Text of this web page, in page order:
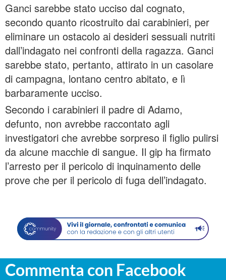
Ganci sarebbe stato ucciso dal cognato,
secondo quanto ricostruito dai carabinieri, per
eliminare un ostacolo ai desideri sessuali nutriti
dall’indagato nei confronti della ragazza. Ganci
sarebbe stato, pertanto, attirato in un casolare
di campagna, lontano centro abitato, e lì
barbaramente ucciso.
Secondo i carabinieri il padre di Adamo,
defunto, non avrebbe raccontato agli
investigatori che avrebbe sorpreso il figlio pulirsi
da alcune macchie di sangue. Il gip ha firmato
l’arresto per il pericolo di inquinamento delle
prove che per il pericolo di fuga dell’indagato.
Commenta con Facebook